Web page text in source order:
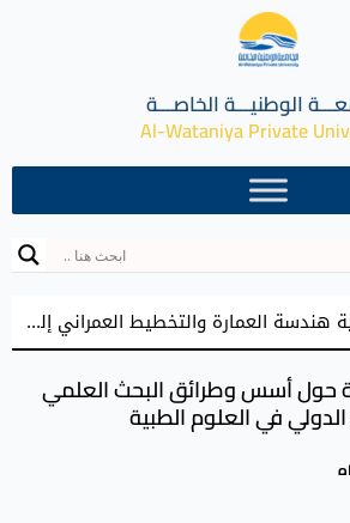
الوطنيـــة الخاصـــة
Al-Wataniya Private
زيارة علمية لطلاب كلية هندسة العمارة والتخطيط العمراني إلى حي الطوافرة في مدينة حماه القديمة
حول أسس وطرائق البحث العلمي
في العلوم الطبية